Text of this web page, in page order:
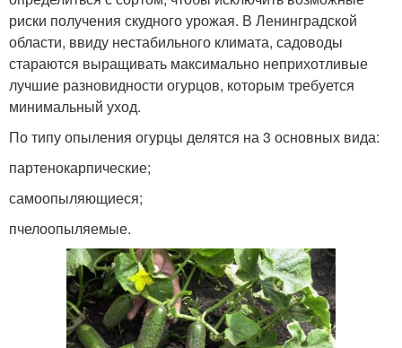
риски получения скудного урожая. В Ленинградской
области, ввиду нестабильного климата, садоводы
стараются выращивать максимально неприхотливые
лучшие разновидности огурцов, которым требуется
минимальный уход.
По типу опыления огурцы делятся на 3 основных вида:
партенокарпические;
самоопыляющиеся;
пчелоопыляемые.